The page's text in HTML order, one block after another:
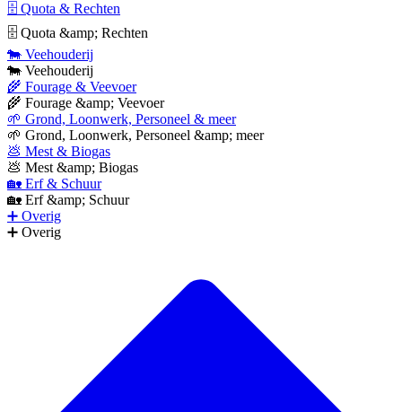
🗄 Quota & Rechten
🗄 Quota &amp; Rechten
🐄 Veehouderij
🐄 Veehouderij
🌾 Fourage & Veevoer
🌾 Fourage &amp; Veevoer
🌱 Grond, Loonwerk, Personeel & meer
🌱 Grond, Loonwerk, Personeel &amp; meer
💩 Mest & Biogas
💩 Mest &amp; Biogas
🏡 Erf & Schuur
🏡 Erf &amp; Schuur
➕ Overig
➕ Overig